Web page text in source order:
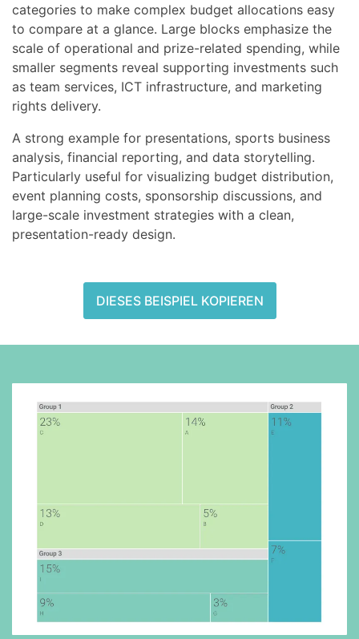
categories to make complex budget allocations easy
to compare at a glance. Large blocks emphasize the
scale of operational and prize-related spending, while
smaller segments reveal supporting investments such
as team services, ICT infrastructure, and marketing
rights delivery.
A strong example for presentations, sports business
analysis, financial reporting, and data storytelling.
Particularly useful for visualizing budget distribution,
event planning costs, sponsorship discussions, and
large-scale investment strategies with a clean,
presentation-ready design.
DIESES BEISPIEL KOPIEREN